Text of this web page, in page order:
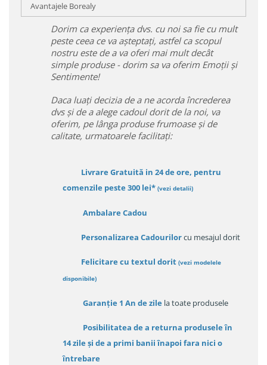
Avantajele Borealy
Dorim ca experiența dvs. cu noi sa fie cu mult
peste ceea ce va așteptați, astfel ca scopul
nostru este de a va oferi mai mult decât
simple produse - dorim sa va oferim Emoții și
Sentimente!
Daca luați decizia de a ne acorda încrederea
dvs și de a alege cadoul dorit de la noi, va
oferim, pe lânga produse frumoase și de
calitate, urmatoarele facilitați:
Livrare Gratuită in 24 de ore, pentru
comenzile peste 300 lei* (vezi detalii)
Ambalare Cadou
Personalizarea Cadourilorcu mesajul dorit
Felicitare cu textul dorit (vezi modelele
disponibile)
Garanție 1 An de zile la toate produsele
Posibilitatea de a returna produsele în
14 zileși de a primi banii înapoi fara nici o
întrebare